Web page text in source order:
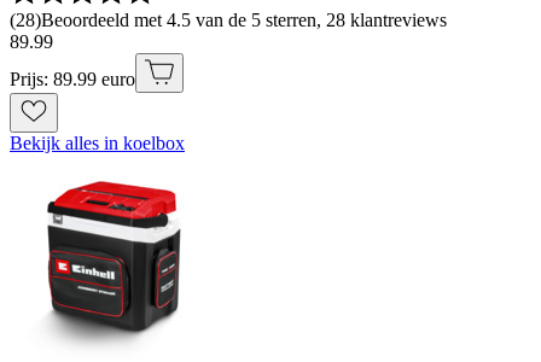
(28)Beoordeeld met 4.5 van de 5 sterren, 28 klantreviews
89.99
Prijs: 89.99 euro
Bekijk alles in koelbox